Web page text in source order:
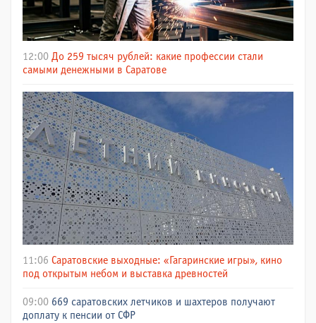
12:00 До 259 тысяч рублей: какие профессии стали
самыми денежными в Саратове
11:06 Саратовские выходные: «Гагаринские игры», кино
под открытым небом и выставка древностей
09:00 669 саратовских летчиков и шахтеров получают
доплату к пенсии от СФР